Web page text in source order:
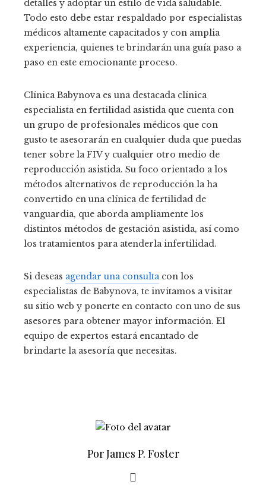
detalles y adoptar un estilo de vida saludable.
Todo esto debe estar respaldado por especialistas
médicos altamente capacitados y con amplia
experiencia, quienes te brindarán una guía paso a
paso en este emocionante proceso.
Clínica Babynova es una destacada clínica
especialista en fertilidad asistida que cuenta con
un grupo de profesionales médicos que con
gusto te asesorarán en cualquier duda que puedas
tener sobre la FIV y cualquier otro medio de
reproducción asistida. Su foco orientado a los
métodos alternativos de reproducción la ha
convertido en una clínica de fertilidad de
vanguardia, que aborda ampliamente los
distintos métodos de gestación asistida, así como
los tratamientos para atenderla infertilidad.
Si deseas agendar una consultacon los
especialistas de Babynova, te invitamos a visitar
su sitio web y ponerte en contacto con uno de sus
asesores para obtener mayor información. El
equipo de expertos estará encantado de
brindarte la asesoría que necesitas.
Por James P. Foster